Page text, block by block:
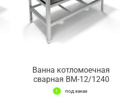
Ванна котломоечная
сварная ВМ-12/1240
под заказ